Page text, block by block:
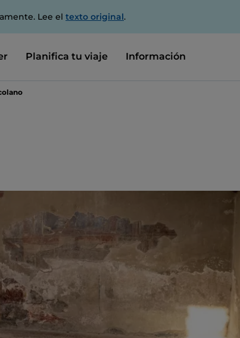
Lee el texto original.
Planifica tu viaje Información